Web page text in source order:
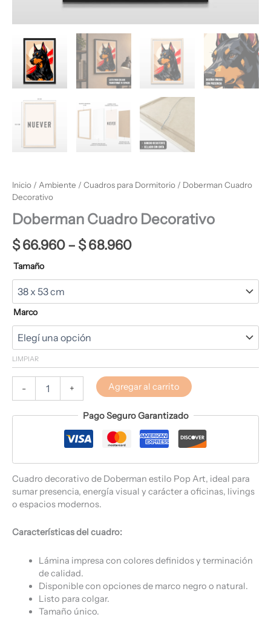
Inicio / Ambiente / Cuadros para Dormitorio / Doberman Cuadro
Decorativo
Doberman Cuadro Decorativo
$66.960– $68.960
Tamaño
Marco
LIMPIAR
- + Agregar al carrito
Pago Seguro Garantizado
Cuadro decorativo de Doberman estilo Pop Art, ideal para
sumar presencia, energía visual y carácter a oficinas, livings
o espacios modernos.
Características del cuadro:
Lámina impresa con colores definidos y terminación
de calidad.
Disponible con opciones de marco negro o natural.
Listo para colgar.
Tamaño único.